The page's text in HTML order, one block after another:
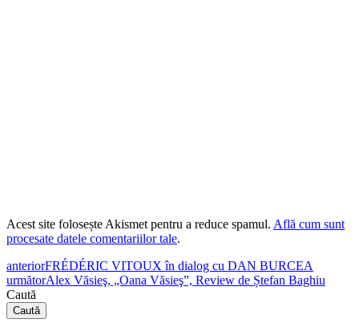
Acest site folosește Akismet pentru a reduce spamul. Află cum sunt
procesate datele comentariilor tale.
anteriorFRÉDÉRIC VITOUX în dialog cu DAN BURCEA
următorAlex Văsieş, „Oana Văsieş”, Review de Ștefan Baghiu
Caută
Caută